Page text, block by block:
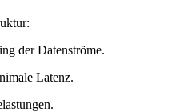
der Datenströme.
Latenz.